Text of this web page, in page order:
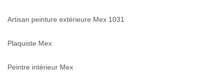
Artisan peinture extérieure Mex 1031
Plaquiste Mex
Peintre intérieur Mex